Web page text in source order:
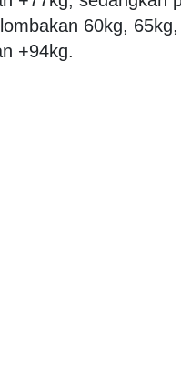
60kg,
+94kg.